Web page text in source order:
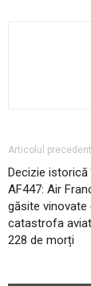
Articolul precedent
Decizie istorică
AF447: Air
găsite vinovate
catastrofa
228 de morți